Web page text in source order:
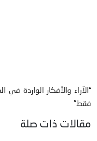
“الآراء والأفكار الواردة
فقط”
مقالات ذات صلة